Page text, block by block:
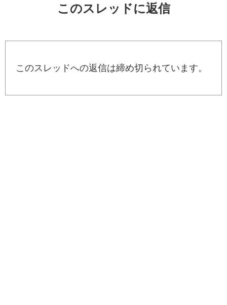
このスレッドに返信
このスレッドへの返信は締め切られています。